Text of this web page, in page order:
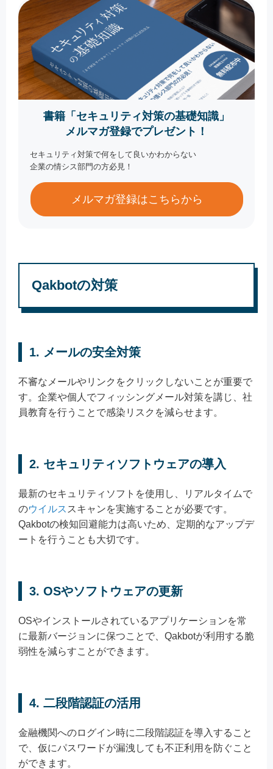
書籍「セキュリティ対策の基礎知識」
メルマガ登録でプレゼント！
セキュリティ対策で何をして良いかわからない
企業の情シス部門の方必見！
メルマガ登録はこちらから
Qakbotの対策
1. メールの安全対策
不審なメールやリンクをクリックしないことが重要で
す。企業や個人でフィッシングメール対策を講じ、社
員教育を行うことで感染リスクを減らせます。
2. セキュリティソフトウェアの導入
最新のセキュリティソフトを使用し、リアルタイムで
のウイルス スキャンを実施することが必要です。
Qakbotの検知回避能力は高いため、定期的なアップデ
ートを行うことも大切です。
3. OSやソフトウェアの更新
OSやインストールされているアプリケーションを常
に最新バージョンに保つことで、Qakbotが利用する脆
弱性を減らすことができます。
4. 二段階認証の活用
金融機関へのログイン時に二段階認証を導入すること
で、仮にパスワードが漏洩しても不正利用を防ぐこと
ができます。